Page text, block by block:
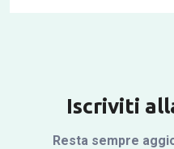
Iscriviti
Resta sempre